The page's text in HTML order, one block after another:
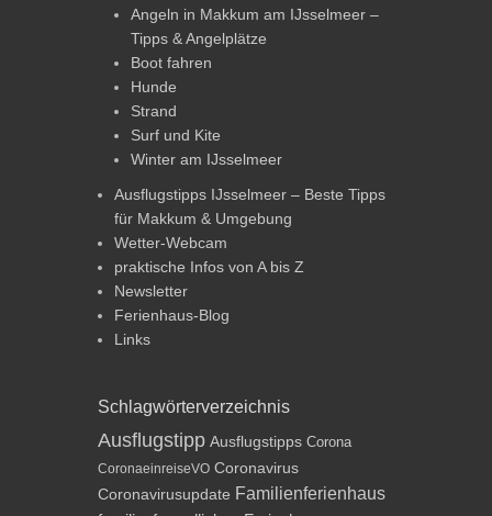
Angeln in Makkum am IJsselmeer –
Tipps & Angelplätze
Boot fahren
Hunde
Strand
Surf und Kite
Winter am IJsselmeer
Ausflugstipps IJsselmeer – Beste Tipps
für Makkum & Umgebung
Wetter-Webcam
praktische Infos von A bis Z
Newsletter
Ferienhaus-Blog
Links
Schlagwörterverzeichnis
Ausflugstipp Ausflugstipps Corona
CoronaeinreiseVO Coronavirus
Coronavirusupdate Familienferienhaus